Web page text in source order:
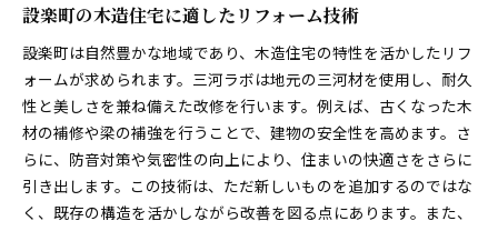
設楽町の木造住宅に適したリフォーム技術
設楽町は自然豊かな地域であり、木造住宅の特性を活かしたリフ
ォームが求められます。三河ラボは地元の三河材を使用し、耐久
性と美しさを兼ね備えた改修を行います。例えば、古くなった木
材の補修や梁の補強を行うことで、建物の安全性を高めます。さ
らに、防音対策や気密性の向上により、住まいの快適さをさらに
引き出します。この技術は、ただ新しいものを追加するのではな
く、既存の構造を活かしながら改善を図る点にあります。また、